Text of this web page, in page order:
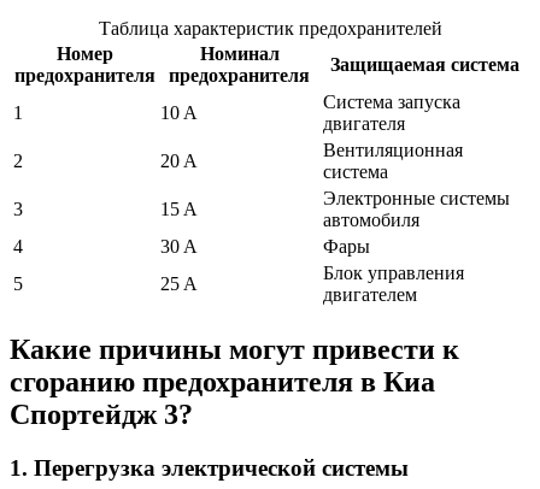
Таблица характеристик предохранителей
Номер
предохранителя
Номинал
предохранителя
Защищаемая система
1 10 A
Система запуска
двигателя
2
20 A
Вентиляционная
система
3
15 A
Электронные системы
автомобиля
4
30 A
Фары
5
25 A
Блок управления
двигателем
Какие причины могут привести к
сгоранию предохранителя в Киа
Спортейдж 3?
1. Перегрузка электрической системы